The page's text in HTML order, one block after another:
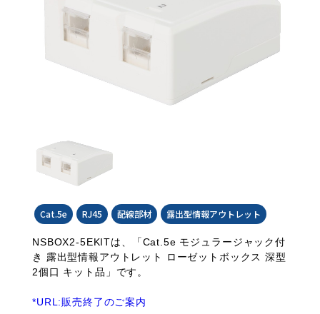
Cat.5e RJ45 配線部材 露出型情報アウトレット
NSBOX2-5EKITは、「Cat.5e モジュラージャック付
き 露出型情報アウトレット ローゼットボックス 深型
2個口 キット品」です。
*URL:販売終了のご案内